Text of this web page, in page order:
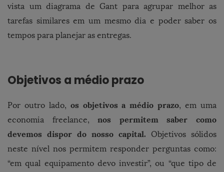
vista um diagrama de Gant para agrupar melhor as
tarefas similares em um mesmo dia e poder saber os
tempos para planejar as entregas.
Objetivos a médio prazo
Por outro lado, os objetivos a médio prazo, em uma
economia freelance,nos permitem saber como
devemos dispor do nosso capital. Objetivos sólidos
neste nível nos permitem responder perguntas como:
“em qual equipamento devo investir”, ou “que tipo de